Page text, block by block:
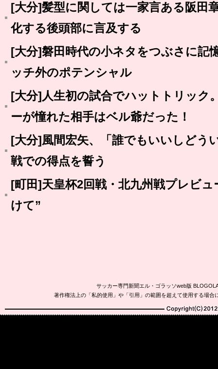
[大分]髪型に関しては一家言ある阪田
化する後頭部に言及する
[大分]磐田時代の小ネタをつぶさに記
ッチ外のポテンシャル
[大分]人生初の試合でハットトリック
ーが憧れた相手はベル爺だった！
[大分]風間宏矢、「誰でもいいしどう
戦での得点を誓う
[町田]天皇杯2回戦・北九州戦プレビ
けて”
サッカー専門新聞エル・ゴラッソweb版
著作権法上の「私的使用」や「引用」の範囲を超えて使用する場
Copyright(C)2010-